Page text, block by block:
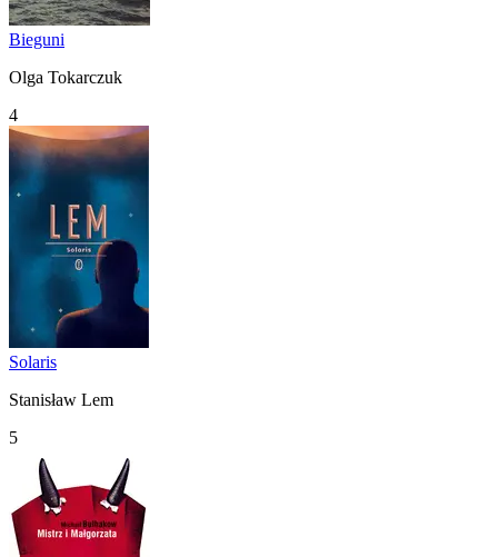
Bieguni
Olga Tokarczuk
4
Solaris
Stanisław Lem
5